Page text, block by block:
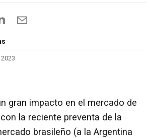
2023
gran impacto en el mercado de
la reciente preventa de la
brasileño (a la Argentina